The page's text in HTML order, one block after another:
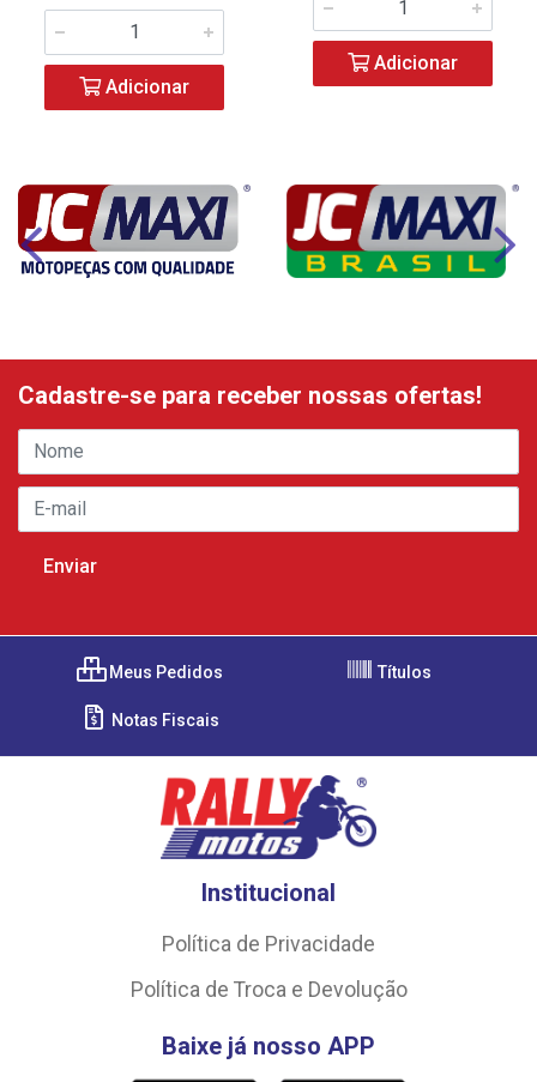
Adicionar
Adicionar
Cadastre-se para receber nossas ofertas!
Meus Pedidos Títulos
Notas Fiscais
Institucional
Política de Privacidade
Política de Troca e Devolução
Baixe já nosso APP